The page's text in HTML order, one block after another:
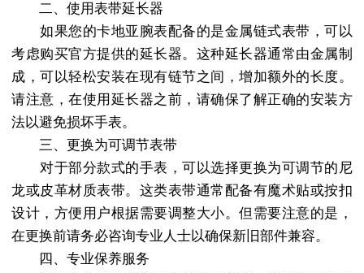
二、使用表带延长器
如果您的卡地亚腕表配备的是金属链式表带，可以
考虑购买官方提供的延长器。这种延长器通常由金属制
成，可以轻松安装在现有链节之间，增加额外的长度。
请注意，在使用延长器之前，请确保了解正确的安装方
法以避免损坏手表。
三、更换为可调节表带
对于部分款式的手表，可以选择更换为可调节的尼
龙或皮革材质表带。这类表带通常配备有魔术贴或按扣
设计，方便用户根据需要调整大小。但需要注意的是，
在更换前请务必咨询专业人士以确保新旧部件兼容。
四、专业保养服务